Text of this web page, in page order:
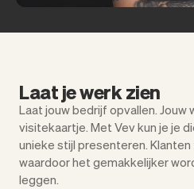
Laat je werk zien
Laat jouw bedrijf opvallen. Jouw
visitekaartje. Met Vev kun je je
unieke stijl presenteren.
waardoor het gemakkelijker
leggen.